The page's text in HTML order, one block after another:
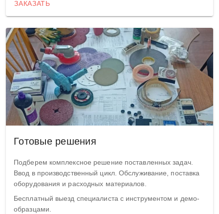
ЗАКАЗАТЬ
Готовые решения
Подберем комплексное решение поставленных задач.
Ввод в производственный цикл. Обслуживание, поставка
оборудования и расходных материалов.
Бесплатный выезд специалиста с инструментом и демо-
образцами.